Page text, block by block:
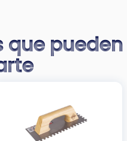
que pueden